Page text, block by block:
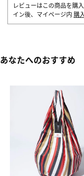
レビューはこの商品を購
イン後、マイページ内 購
あなたへのおすすめ